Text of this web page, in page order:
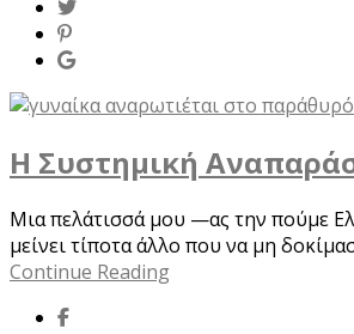
Η Συστημική
Μια πελάτισσά μου —ας την πούμε
μείνει τίποτα άλλο που να μη
Continue Reading